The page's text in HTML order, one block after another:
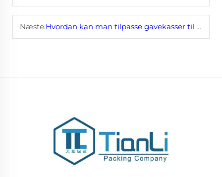
Næste:Hvordan kan man tilpasse gavekasser til begivenheder eller helligdage?